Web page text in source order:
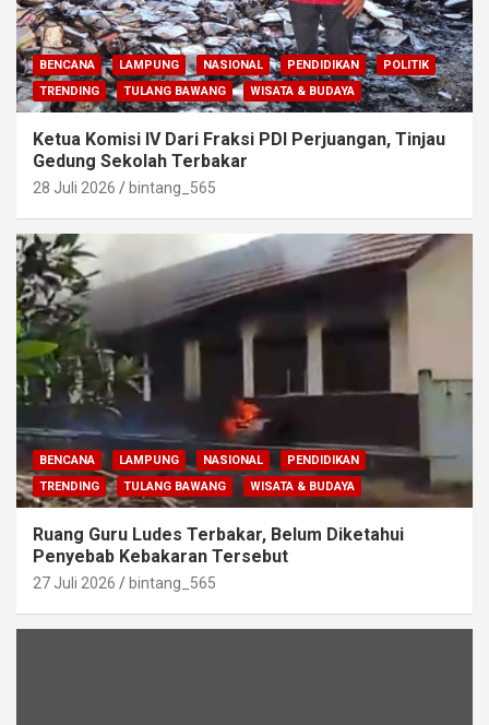
BENCANA LAMPUNG NASIONAL PENDIDIKAN
POLITIK
TRENDING
TULANG BAWANG WISATA & BUDAYA
Ketua Komisi IV Dari Fraksi PDI Perjuangan, Tinjau
Gedung Sekolah Terbakar
28 Juli 2026 bintang_565
BENCANA LAMPUNG NASIONAL
PENDIDIKAN
TRENDING
TULANG BAWANG WISATA & BUDAYA
Ruang Guru Ludes Terbakar, Belum Diketahui
Penyebab Kebakaran Tersebut
27 Juli 2026 bintang_565